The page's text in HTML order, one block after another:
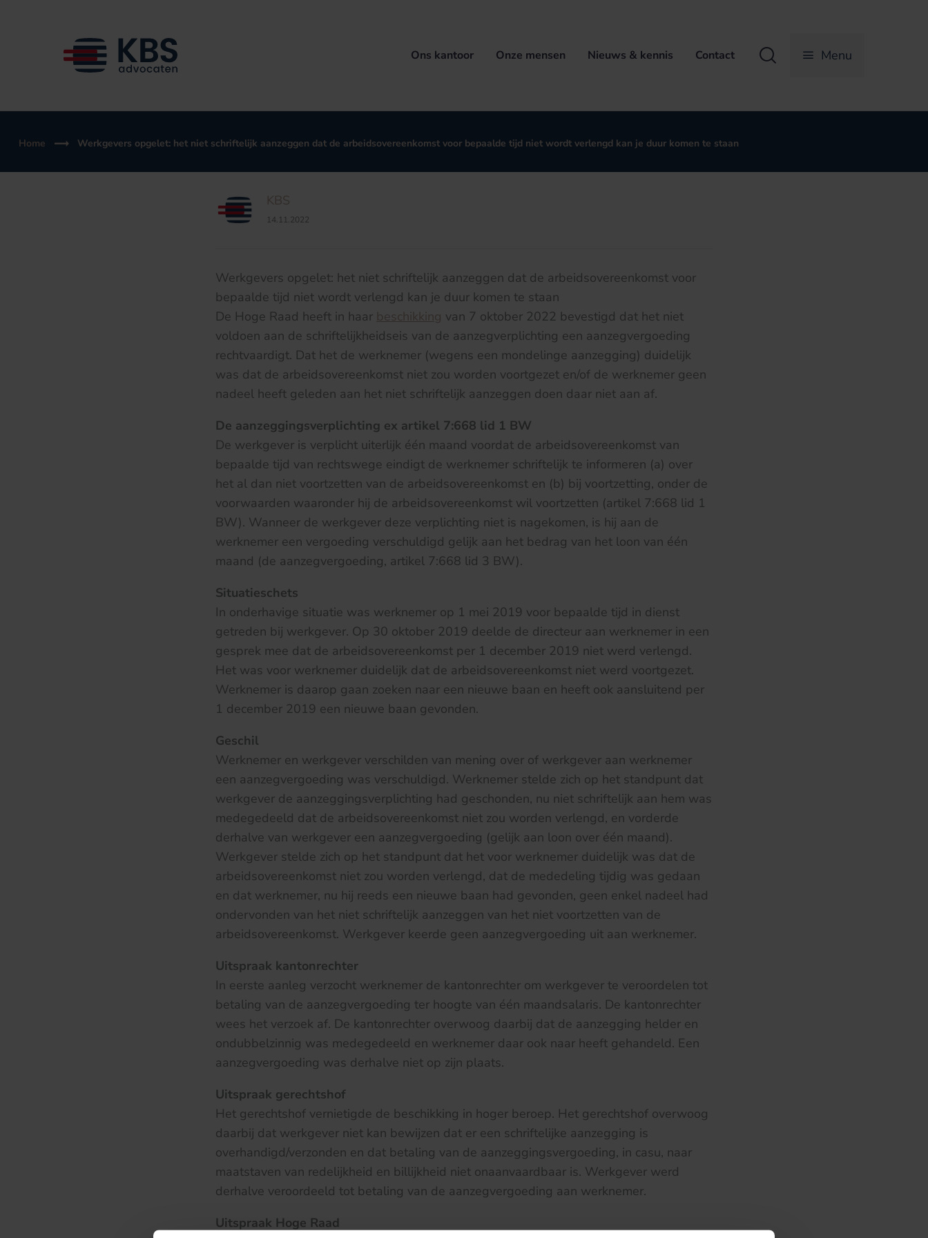
Ons kantoor Onze mensen Nieuws & kennis Contact Zoeken Menu
Home Werkgevers opgelet: het niet schriftelijk aanzeggen dat de arbeidsovereenkomst voor bepaalde tijd niet wordt verlengd kan je duur komen te staan
KBS
14.11.2022
Werkgevers opgelet: het niet schriftelijk aanzeggen dat de arbeidsovereenkomst voor
bepaalde tijd niet wordt verlengd kan je duur komen te staan
De Hoge Raad heeft in haar beschikking van 7 oktober 2022 bevestigd dat het niet
voldoen aan de schriftelijkheidseis van de aanzegverplichting een aanzegvergoeding
rechtvaardigt. Dat het de werknemer (wegens een mondelinge aanzegging) duidelijk
was dat de arbeidsovereenkomst niet zou worden voortgezet en/of de werknemer geen
nadeel heeft geleden aan het niet schriftelijk aanzeggen doen daar niet aan af.
De aanzeggingsverplichting ex artikel 7:668 lid 1 BW
De werkgever is verplicht uiterlijk één maand voordat de arbeidsovereenkomst van
bepaalde tijd van rechtswege eindigt de werknemer schriftelijk te informeren (a) over
het al dan niet voortzetten van de arbeidsovereenkomst en (b) bij voortzetting, onder de
voorwaarden waaronder hij de arbeidsovereenkomst wil voortzetten (artikel 7:668 lid 1
BW). Wanneer de werkgever deze verplichting niet is nagekomen, is hij aan de
werknemer een vergoeding verschuldigd gelijk aan het bedrag van het loon van één
maand (de aanzegvergoeding, artikel 7:668 lid 3 BW).
Situatieschets
In onderhavige situatie was werknemer op 1 mei 2019 voor bepaalde tijd in dienst
getreden bij werkgever. Op 30 oktober 2019 deelde de directeur aan werknemer in een
gesprek mee dat de arbeidsovereenkomst per 1 december 2019 niet werd verlengd.
Het was voor werknemer duidelijk dat de arbeidsovereenkomst niet werd voortgezet.
Werknemer is daarop gaan zoeken naar een nieuwe baan en heeft ook aansluitend per
1 december 2019 een nieuwe baan gevonden.
Geschil
Werknemer en werkgever verschilden van mening over of werkgever aan werknemer
een aanzegvergoeding was verschuldigd. Werknemer stelde zich op het standpunt dat
werkgever de aanzeggingsverplichting had geschonden, nu niet schriftelijk aan hem was
medegedeeld dat de arbeidsovereenkomst niet zou worden verlengd, en vorderde
derhalve van werkgever een aanzegvergoeding (gelijk aan loon over één maand).
Werkgever stelde zich op het standpunt dat het voor werknemer duidelijk was dat de
arbeidsovereenkomst niet zou worden verlengd, dat de mededeling tijdig was gedaan
en dat werknemer, nu hij reeds een nieuwe baan had gevonden, geen enkel nadeel had
ondervonden van het niet schriftelijk aanzeggen van het niet voortzetten van de
arbeidsovereenkomst. Werkgever keerde geen aanzegvergoeding uit aan werknemer.
Uitspraak kantonrechter
In eerste aanleg verzocht werknemer de kantonrechter om werkgever te veroordelen tot
betaling van de aanzegvergoeding ter hoogte van één maandsalaris. De kantonrechter
wees het verzoek af. De kantonrechter overwoog daarbij dat de aanzegging helder en
ondubbelzinnig was medegedeeld en werknemer daar ook naar heeft gehandeld. Een
aanzegvergoeding was derhalve niet op zijn plaats.
Uitspraak gerechtshof
Het gerechtshof vernietigde de beschikking in hoger beroep. Het gerechtshof overwoog
daarbij dat werkgever niet kan bewijzen dat er een schriftelijke aanzegging is
overhandigd/verzonden en dat betaling van de aanzeggingsvergoeding, in casu, naar
maatstaven van redelijkheid en billijkheid niet onaanvaardbaar is. Werkgever werd
derhalve veroordeeld tot betaling van de aanzegvergoeding aan werknemer.
Uitspraak Hoge Raad